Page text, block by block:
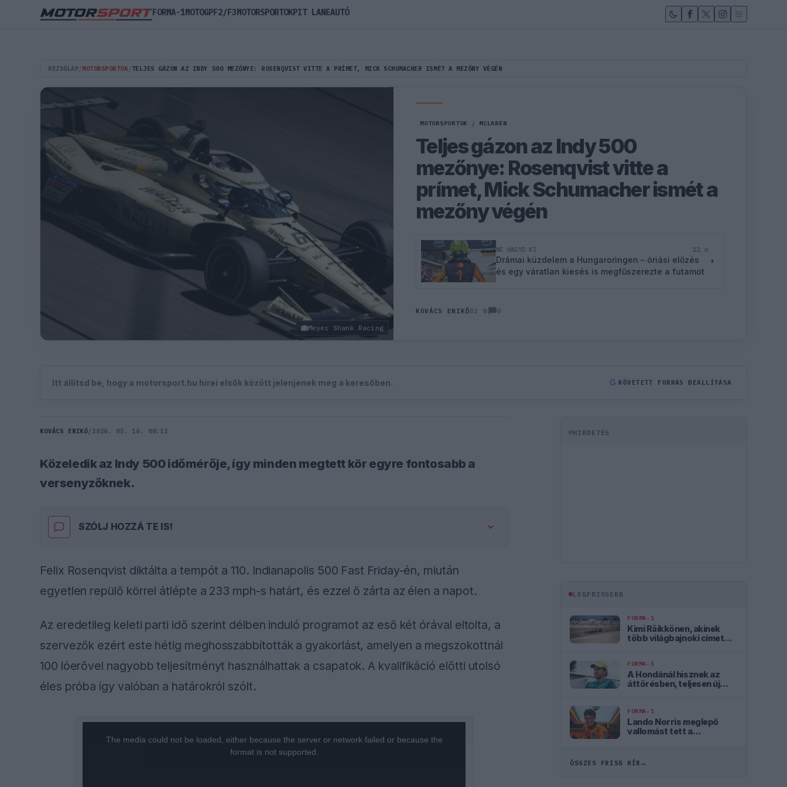
KEZDŐLAP MOTORSPORTOK TELJES GÁZON AZ INDY 500 MEZŐNYE: ROSENQVIST VITTE A PRÍMET, MICK SCHUMACHER ISMÉT A MEZŐNY VÉGÉN
Meyer Shank Racing
MOTORSPORTOK / MCLAREN
Teljes gázon az Indy 500
mezőnye: Rosenqvist vitte a
prímet, Mick Schumacher ismét a
mezőny végén
NE HAGYD KI 12 n
Drámai küzdelem a Hungaroringen – óriási előzés
és egy váratlan kiesés is megfűszerezte a futamot
KOVÁCS ENIKŐ83 N 0
Itt állítsd be, hogy a motorsport.hu hírei elsők között jelenjenek meg a keresőben. G KÖVETETT FORRÁS BEÁLLÍTÁSA
KOVÁCS ENIKŐ/ 2026. 05. 16. 00:12
Közeledik az Indy 500 időmérője, így minden megtett kör egyre fontosabb a
versenyzőknek.
SZÓLJ HOZZÁ TE IS!
Felix Rosenqvist diktálta a tempót a 110. Indianapolis 500 Fast Friday-én, miután
egyetlen repülő körrel átlépte a 233 mph-s határt, és ezzel ő zárta az élen a napot.
Az eredetileg keleti parti idő szerint délben induló programot az eső két órával eltolta, a
szervezők ezért este hétig meghosszabbították a gyakorlást, amelyen a megszokottnál
100 lóerővel nagyobb teljesítményt használhattak a csapatok. A kvalifikáció előtti utolsó
éles próba így valóban a határokról szólt.
The media could not be loaded, either because the server or network failed or because the
format is not supported.
HIRDETÉS
LEGFRISSEBB
FORMA-1
Kimi Räikkönen, akinek
több világbajnoki címet
FORMA-1
A Hondánál hisznek az
áttörésben, teljesen új
Aston Martinnal
FORMA-1
Lando Norris meglepő
vallomást tett a
ÖSSZES FRISS HÍR→
FORMA-1MOTOGPF2/F3MOTORSPORTOKPIT LANEAUTÓ